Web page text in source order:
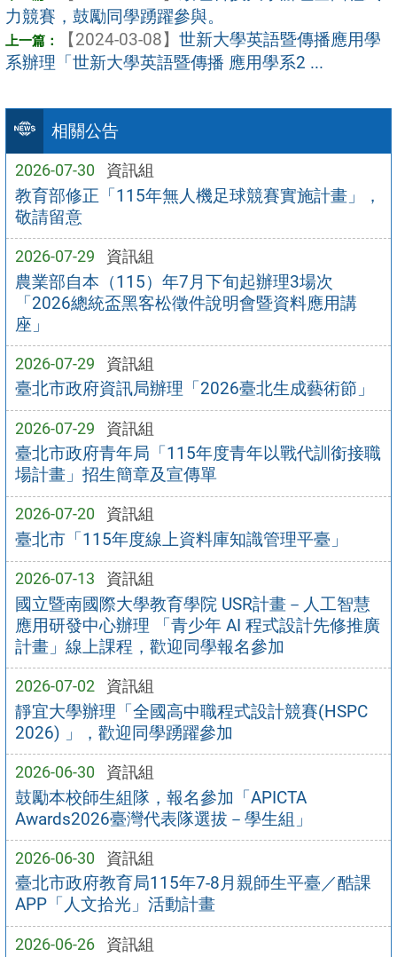
相關公告
2026-07-30 資訊組
教育部修正「115年無人機足球競賽實施計畫」，
敬請留意
2026-07-29 資訊組
農業部自本（115）年7月下旬起辦理3場次
「2026總統盃黑客松徵件說明會暨資料應用講
座」
2026-07-29 資訊組
臺北市政府資訊局辦理「2026臺北生成藝術節」
2026-07-29 資訊組
臺北市政府青年局「115年度青年以戰代訓銜接職
場計畫」招生簡章及宣傳單
2026-07-20 資訊組
臺北市「115年度線上資料庫知識管理平臺」
2026-07-13 資訊組
國立暨南國際大學教育學院 USR計畫－人工智慧
應用研發中心辦理 「青少年 AI 程式設計先修推廣
計畫」線上課程，歡迎同學報名參加
2026-07-02 資訊組
靜宜大學辦理「全國高中職程式設計競賽(HSPC
2026) 」，歡迎同學踴躍參加
2026-06-30 資訊組
鼓勵本校師生組隊，報名參加「APICTA
Awards2026臺灣代表隊選拔－學生組」
2026-06-30 資訊組
臺北市政府教育局115年7-8月親師生平臺／酷課
APP「人文拾光」活動計畫
2026-06-26 資訊組
力競賽，鼓勵同學踴躍參與。
【2024-03-08】 世新大學英語暨傳播應用學
系辦理「世新大學英語暨傳播 應用學系2 ...